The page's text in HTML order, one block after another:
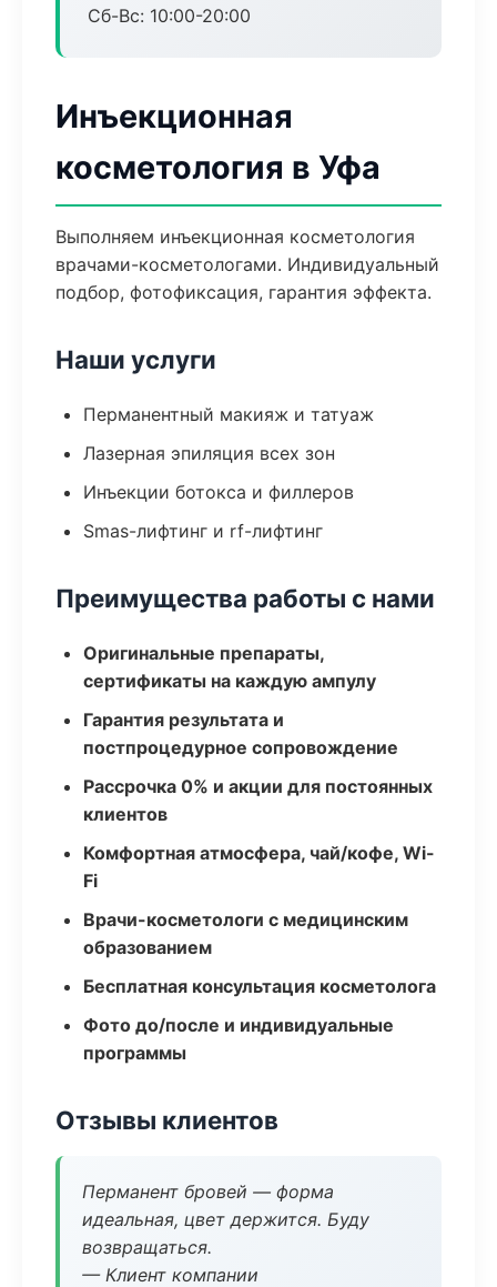
Сб-Вс: 10:00-20:00
Инъекционная
косметология в Уфа
Выполняем инъекционная косметология
врачами-косметологами. Индивидуальный
подбор, фотофиксация, гарантия эффекта.
Наши услуги
Перманентный макияж и татуаж
Лазерная эпиляция всех зон
Инъекции ботокса и филлеров
Smas-лифтинг и rf-лифтинг
Преимущества работы с нами
Оригинальные препараты,
сертификаты на каждую ампулу
Гарантия результата и
постпроцедурное сопровождение
Рассрочка 0% и акции для постоянных
клиентов
Комфортная атмосфера, чай/кофе, Wi-
Fi
Врачи-косметологи с медицинским
образованием
Бесплатная консультация косметолога
Фото до/после и индивидуальные
программы
Отзывы клиентов
Перманент бровей — форма
идеальная, цвет держится. Буду
возвращаться.
— Клиент компании